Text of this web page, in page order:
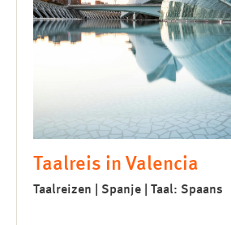
Taalreis in Valencia
Taalreizen | Spanje | Taal: Spaans